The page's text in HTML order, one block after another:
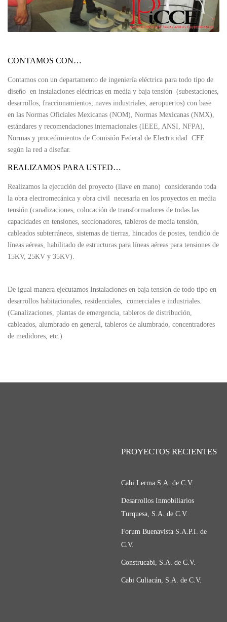
CONTAMOS CON…
Contamos con un departamento de ingeniería eléctrica para todo tipo de
diseño en instalaciones eléctricas en media y baja tensión (subestaciones,
desarrollos, fraccionamientos, naves industriales, aeropuertos) con base
en las Normas Oficiales Mexicanas (NOM), Normas Mexicanas (NMX),
estándares y recomendaciones internacionales (IEEE, ANSI, NFPA),
Normas y procedimientos de Comisión Federal de Electricidad CFE
según la red a diseñar.
REALIZAMOS PARA USTED…
Realizamos la ejecución del proyecto (llave en mano) considerando toda
la obra electromecánica y obra civil necesaria en los proyectos en media
tensión (canalizaciones, colocación de transformadores de todas las
capacidades en tensiones, seccionadores, tableros de media tensión,
cableados subterráneos, sistemas de tierras, hincados de postes, tendido de
líneas aéreas, habilitado de estructuras para líneas aéreas para tensiones de
15KV, 25KV y 35KV).
De igual manera ejecutamos Instalaciones en baja tensión de todo tipo en
desarrollos habitacionales, residenciales, comerciales e industriales.
(Canalizaciones, plantas de emergencia, tableros de distribución,
cableados, alumbrado en general, tableros de alumbrado, concentradores
de medidores, etc.)
PROYECTOS RECIENTES
Cabi Lerma S.A. de C.V.
Desarrollos Inmobiliarios
Turquesa, S.A. de C.V.
Forum Buenavista S.A.P.I. de
C.V.
Construcabi, S.A. de C.V.
Cabi Culiacán, S.A. de C.V.